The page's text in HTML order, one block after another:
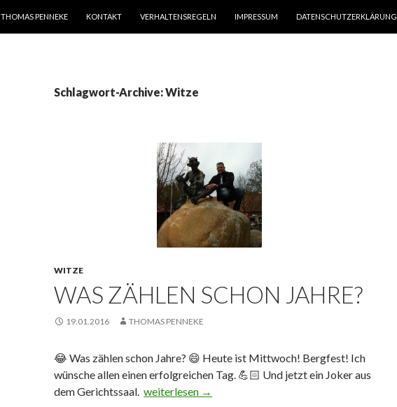
THOMAS PENNEKE KONTAKT VERHALTENSREGELN IMPRESSUM DATENSCHUTZERKLÄRUNG
Schlagwort-Archive: Witze
WITZE
WAS ZÄHLEN SCHON JAHRE?
19.01.2016 THOMAS PENNEKE
😂 Was zählen schon Jahre? 😄 Heute ist Mittwoch! Bergfest! Ich
wünsche allen einen erfolgreichen Tag. 💪🏻 Und jetzt ein Joker aus
dem Gerichtssaal. Was zählen schon Jahre?
weiterlesen →